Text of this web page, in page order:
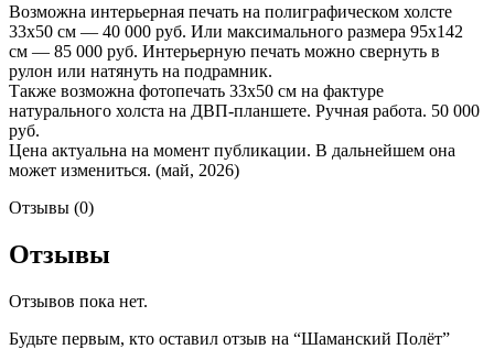
Возможна интерьерная печать на полиграфическом холсте
33х50 см — 40 000 руб. Или максимального размера 95х142
см — 85 000 руб. Интерьерную печать можно свернуть в
рулон или натянуть на подрамник.
Также возможна фотопечать 33х50 см на фактуре
натурального холста на ДВП-планшете. Ручная работа. 50 000
руб.
Цена актуальна на момент публикации. В дальнейшем она
может измениться. (май, 2026)
Отзывы (0)
Отзывы
Отзывов пока нет.
Будьте первым, кто оставил отзыв на “Шаманский Полёт”